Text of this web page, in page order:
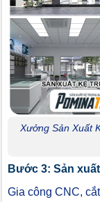
Xưởng Sản Xuất
Bước 3: Sản
Gia công CNC,